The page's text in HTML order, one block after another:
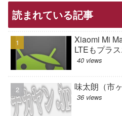
読まれている記事
Xiaomi Mi
LTEもプラ
40 views
味太朗（市ヶ
36 views